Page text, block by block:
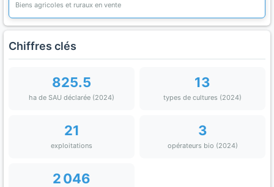
Biens agricoles et ruraux en vente
Chiffres clés
825.5
ha de SAU déclarée (2024)
13
types de cultures (2024)
21
exploitations
3
opérateurs bio (2024)
2 046